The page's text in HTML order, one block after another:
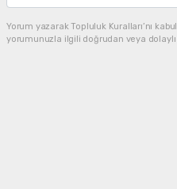
Yorum yazarak Topluluk Kuralları’nı
yorumunuzla ilgili doğrudan veya